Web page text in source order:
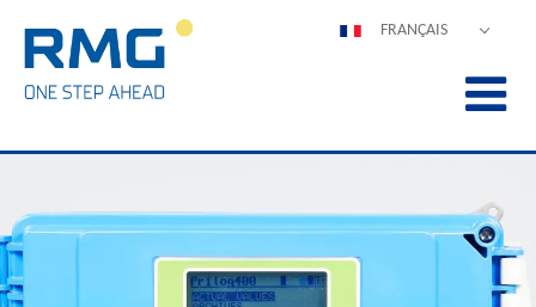
FRANÇAIS
ITALIANO